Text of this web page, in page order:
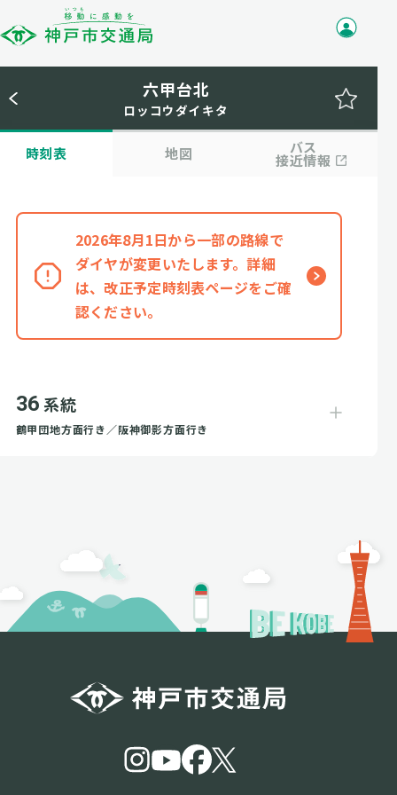
六甲台北
ロッコウダイキタ
時刻表 地図 バス
接近情報
2026年8月1日から一部の路線で
ダイヤが変更いたします。詳細
は、改正予定時刻表ページをご確
認ください。
36 系統
鶴甲団地方面行き／阪神御影方面行き